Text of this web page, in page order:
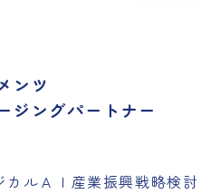
ンツ
ジングパートナー
ルＡＩ産業振興戦略検討